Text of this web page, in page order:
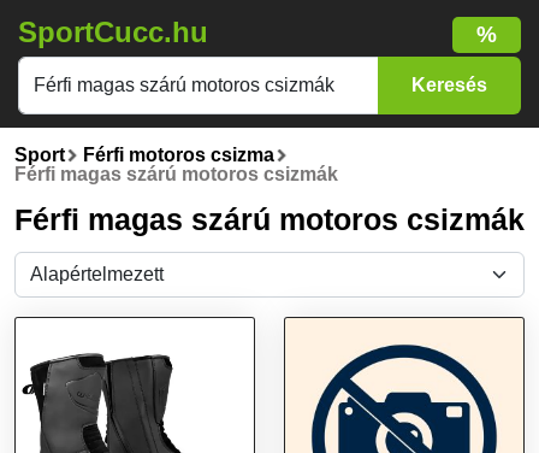
SportCucc.hu %
Sport
Férfi motoros csizma
Férfi magas szárú motoros csizmák
Férfi magas szárú motoros csizmák